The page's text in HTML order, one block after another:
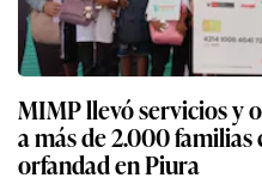
MIMP llevó servicios y
a más de 2.000
orfandad en Piura